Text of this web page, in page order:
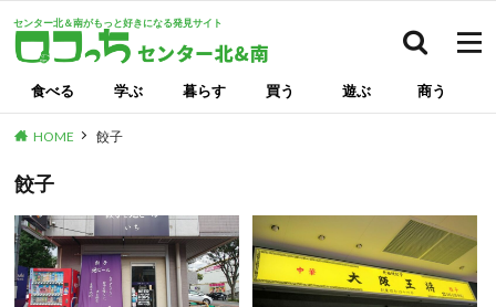
センター北＆南がもっと好きになる発見サイト
食べる 学ぶ 暮らす 買う 遊ぶ 商う
HOME 餃子
餃子